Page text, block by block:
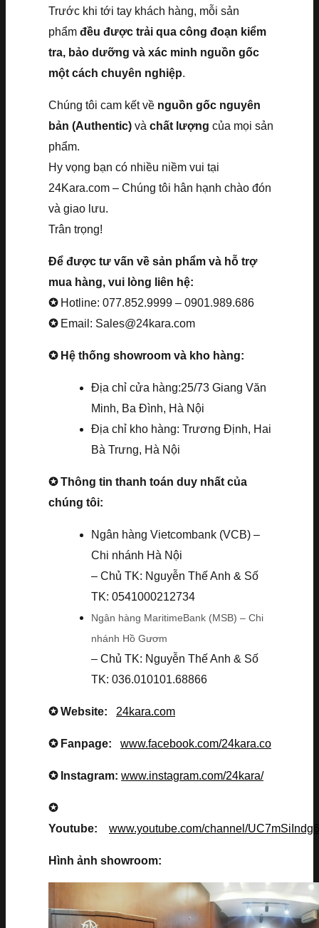
Trước khi tới tay khách hàng, mỗi sản
phẩm đều được trải qua công đoạn kiểm
tra, bảo dưỡng và xác minh nguồn gốc
một cách chuyên nghiệp.
Chúng tôi cam kết về nguồn gốc nguyên
bản (Authentic) và chất lượng của mọi sản
phẩm.
Hy vọng bạn có nhiều niềm vui tại
24Kara.com – Chúng tôi hân hạnh chào đón
và giao lưu.
Trân trọng!
Để được tư vấn về sản phẩm và hỗ trợ
mua hàng, vui lòng liên hệ:
✪ Hotline: 077.852.9999 – 0901.989.686
✪ Email: Sales@24kara.com
✪ Hệ thống showroom và kho hàng:
Địa chỉ cửa hàng:25/73 Giang Văn
Minh, Ba Đình, Hà Nội
Địa chỉ kho hàng: Trương Định, Hai
Bà Trưng, Hà Nội
✪ Thông tin thanh toán duy nhất của
chúng tôi:
Ngân hàng Vietcombank (VCB) –
Chi nhánh Hà Nội
– Chủ TK: Nguyễn Thế Anh & Số
TK: 0541000212734
Ngân hàng MaritimeBank (MSB) – Chi
nhánh Hồ Gươm
– Chủ TK: Nguyễn Thế Anh & Số
TK: 036.010101.68866
✪ Website: 24kara.com
✪ Fanpage: www.facebook.com/24kara.co
✪ Instagram: www.instagram.com/24kara/
✪
Youtube: www.youtube.com/channel/
Hình ảnh showroom: